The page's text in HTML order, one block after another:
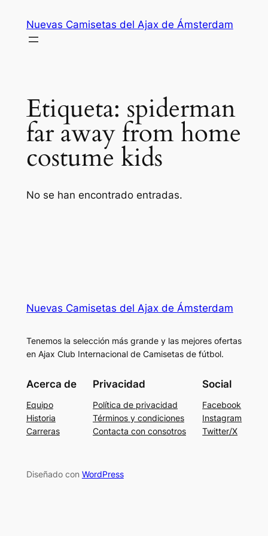
contenido
Nuevas Camisetas del Ajax de Ámsterdam
Etiqueta: spiderman
far away from home
costume kids
No se han encontrado entradas.
Nuevas Camisetas del Ajax de Ámsterdam
Tenemos la selección más grande y las mejores ofertas
en Ajax Club Internacional de Camisetas de fútbol.
Acerca de
Equipo
Historia
Carreras
Privacidad
Política de privacidad
Términos y condiciones
Contacta con consotros
Social
Facebook
Instagram
Twitter/X
Diseñado con WordPress